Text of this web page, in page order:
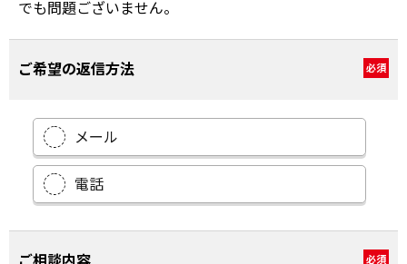
でも問題ございません。
ご希望の返信方法 必須
メール
電話
必須